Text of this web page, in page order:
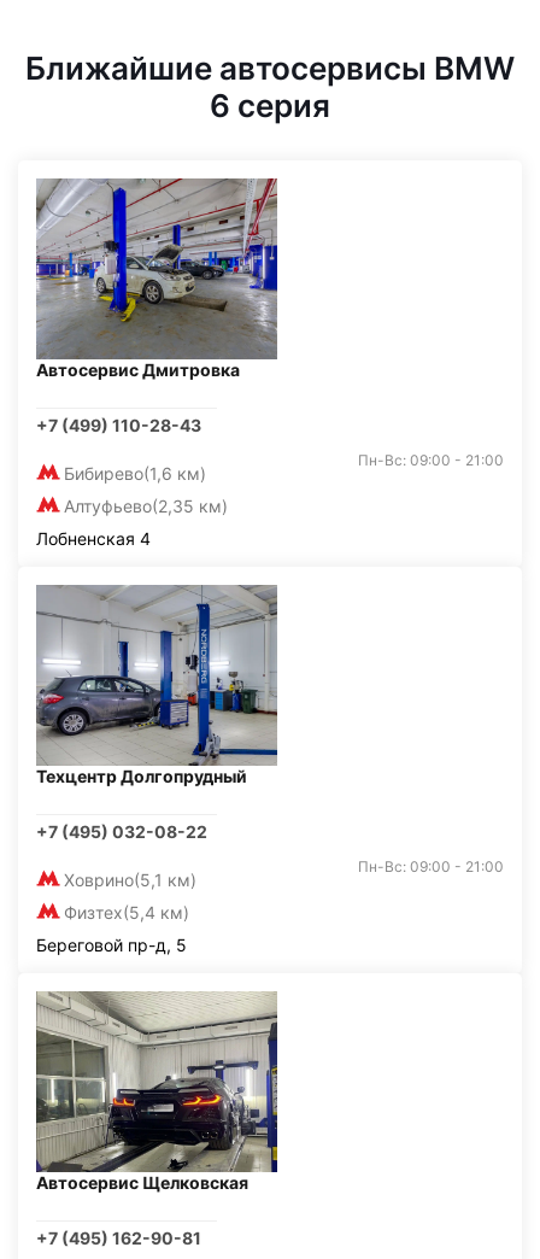
Ближайшие автосервисы BMW
6 серия
Автосервис Дмитровка
+7 (499) 110-28-43
Бибирево(1,6 км)
Алтуфьево(2,35 км)
Пн-Вс: 09:00 - 21:00
Лобненская 4
Техцентр Долгопрудный
+7 (495) 032-08-22
Ховрино(5,1 км)
Физтех(5,4 км)
Пн-Вс: 09:00 - 21:00
Береговой пр-д, 5
Автосервис Щелковская
+7 (495) 162-90-81